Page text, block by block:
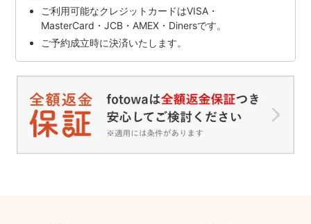
ご利用可能なクレジットカードはVISA・
MasterCard・JCB・AMEX・Dinersです。
ご予約成立時に決済いたします。